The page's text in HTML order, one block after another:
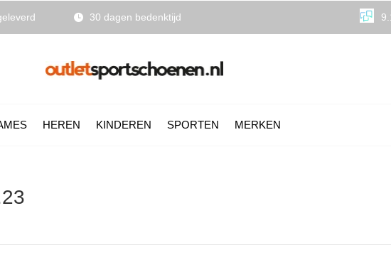
HEREN KINDEREN SPORTEN MERKEN
30 dagen bedenktijd